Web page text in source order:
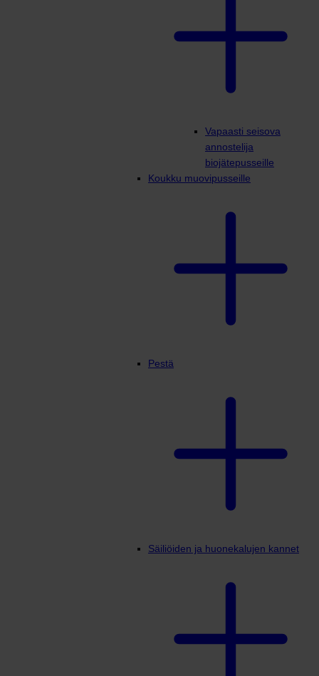
Vapaasti seisova
annostelija
biojätepusseille
Koukku muovipusseille
Pestä
Säiliöiden ja huonekalujen kannet